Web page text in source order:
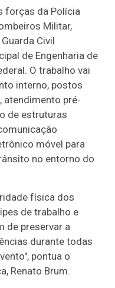
forças da Polícia
Militar,
Civil
de Engenharia de
O trabalho vai
interno, postos
atendimento pré-
de estruturas
móvel para
no entorno do
física dos
de trabalho e
de preservar a
durante todas
pontua o
Renato Brum.